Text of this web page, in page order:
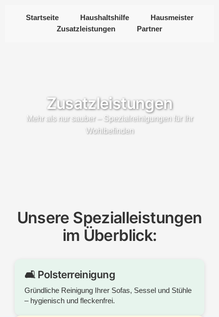
Startseite Haushaltshilfe
Hausmeister
Zusatzleistungen
Partner
Zusatzleistungen
Mehr als nur sauber – Spezialreinigungen für Ihr
Wohlbefinden
Unsere Spezialleistungen
im Überblick:
🛋️ Polsterreinigung
Gründliche Reinigung Ihrer Sofas, Sessel und Stühle
– hygienisch und fleckenfrei.